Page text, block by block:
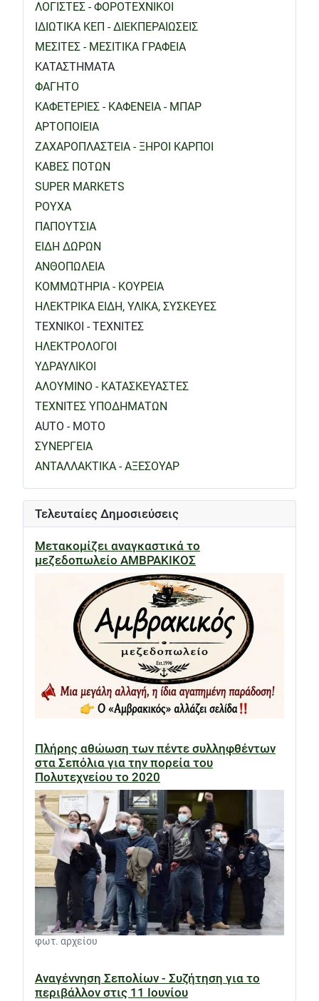
ΛΟΓΙΣΤΕΣ - ΦΟΡΟΤΕΧΝΙΚΟΙ
ΙΔΙΩΤΙΚΑ ΚΕΠ - ΔΙΕΚΠΕΡΑΙΩΣΕΙΣ
ΜΕΣΙΤΕΣ - ΜΕΣΙΤΙΚΑ ΓΡΑΦΕΙΑ
ΚΑΤΑΣΤΗΜΑΤΑ
ΦΑΓΗΤΟ
ΚΑΦΕΤΕΡΙΕΣ - ΚΑΦΕΝΕΙΑ - ΜΠΑΡ
ΑΡΤΟΠΟΙΕΙΑ
ΖΑΧΑΡΟΠΛΑΣΤΕΙΑ - ΞΗΡΟΙ ΚΑΡΠΟΙ
ΚΑΒΕΣ ΠΟΤΩΝ
SUPER MARKETS
ΡΟΥΧΑ
ΠΑΠΟΥΤΣΙΑ
ΕΙΔΗ ΔΩΡΩΝ
ΑΝΘΟΠΩΛΕΙΑ
ΚΟΜΜΩΤΗΡΙΑ - ΚΟΥΡΕΙΑ
ΗΛΕΚΤΡΙΚΑ ΕΙΔΗ, ΥΛΙΚΑ, ΣΥΣΚΕΥΕΣ
ΤΕΧΝΙΚΟΙ - ΤΕΧΝΙΤΕΣ
ΗΛΕΚΤΡΟΛΟΓΟΙ
ΥΔΡΑΥΛΙΚΟΙ
ΑΛΟΥΜΙΝΟ - ΚΑΤΑΣΚΕΥΑΣΤΕΣ
ΤΕΧΝΙΤΕΣ ΥΠΟΔΗΜΑΤΩΝ
AUTO - MOTO
ΣΥΝΕΡΓΕΙΑ
ΑΝΤΑΛΛΑΚΤΙΚΑ - ΑΞΕΣΟΥΑΡ
Τελευταίες Δημοσιεύσεις
Μετακομίζει αναγκαστικά το
μεζεδοπωλείο ΑΜΒΡΑΚΙΚΟΣ
Πλήρης αθώωση των πέντε συλληφθέντων
στα Σεπόλια για την πορεία του
Πολυτεχνείου το 2020
φωτ. αρχείου
Αναγέννηση Σεπολίων - Συζήτηση για το
περιβάλλον στις 11 Ιουνίου